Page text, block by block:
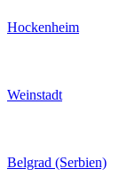
Hockenheim
Weinstadt
Belgrad (Serbien)